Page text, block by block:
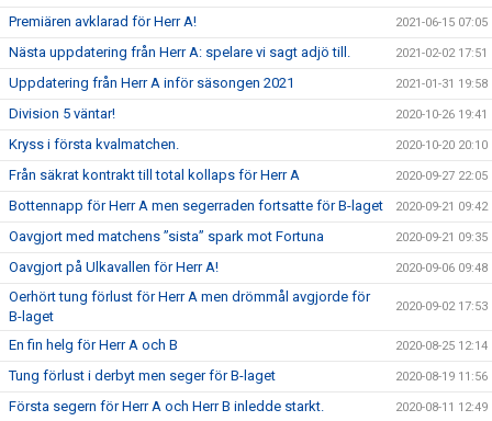
Premiären avklarad för Herr A! 2021-06-15 07:05
Nästa uppdatering från Herr A: spelare vi sagt adjö till. 2021-02-02 17:51
Uppdatering från Herr A inför säsongen 2021 2021-01-31 19:58
Division 5 väntar! 2020-10-26 19:41
Kryss i första kvalmatchen. 2020-10-20 20:10
Från säkrat kontrakt till total kollaps för Herr A 2020-09-27 22:05
Bottennapp för Herr A men segerraden fortsatte för B-laget 2020-09-21 09:42
Oavgjort med matchens ”sista” spark mot Fortuna 2020-09-21 09:35
Oavgjort på Ulkavallen för Herr A! 2020-09-06 09:48
Oerhört tung förlust för Herr A men drömmål avgjorde för
B-laget
2020-09-02 17:53
En fin helg för Herr A och B 2020-08-25 12:14
Tung förlust i derbyt men seger för B-laget 2020-08-19 11:56
Första segern för Herr A och Herr B inledde starkt. 2020-08-11 12:49